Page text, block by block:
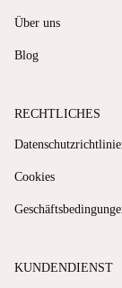
Über uns
Blog
RECHTLICHES
Cookies
KUNDENDIENST